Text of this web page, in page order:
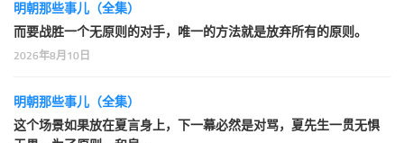
明朝那些事儿（全集）
而要战胜一个无原则的对手，唯一的方法就是放弃所有的原则。
2026年8月10日
明朝那些事儿（全集）
这个场景如果放在夏言身上，下一幕必然是对骂，夏先生一贯无惧